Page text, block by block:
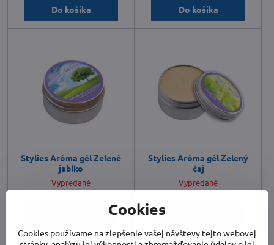
Do košíka Do košíka
Stylies Aróma gél Zelené
jablko
Vypredané
10 €
Stylies Aróma gél Zelený
čaj
Vypredané
10 €
Cookies
Cookies používame na zlepšenie vašej návštevy tejto webovej